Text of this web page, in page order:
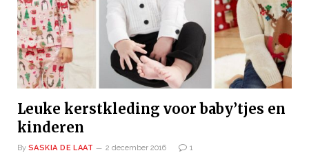
Leuke kerstkleding voor baby’tjes en
kinderen
By SASKIA DE LAAT 2 december 2016 1